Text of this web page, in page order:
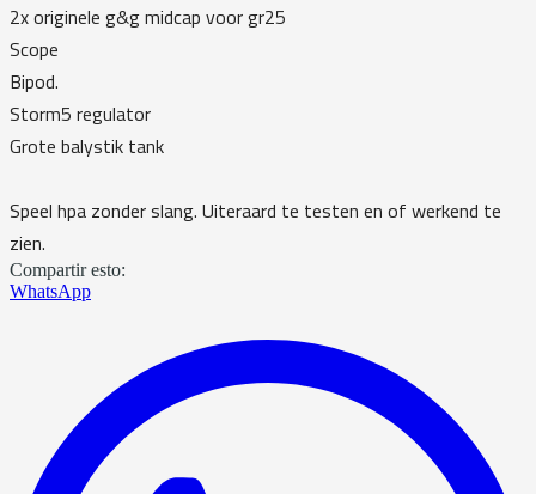
2x originele g&g midcap voor gr25
Scope
Bipod.
Storm5 regulator
Grote balystik tank
Speel hpa zonder slang. Uiteraard te testen en of werkend te
zien.
Compartir esto:
WhatsApp